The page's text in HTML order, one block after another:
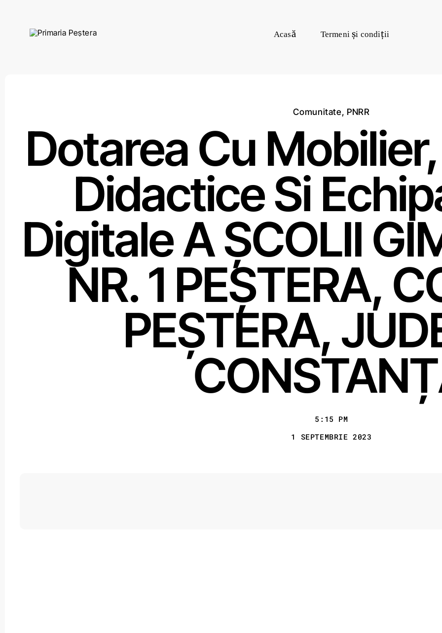
Acasă Termeni și condiții
Comunitate, PNRR
Dotarea Cu
Didactice Si
Digitale A ȘCOLII
NR. 1 PEȘTERA,
PEȘTERA,
5:15 PM
1 SEPTEMBRIE 2023